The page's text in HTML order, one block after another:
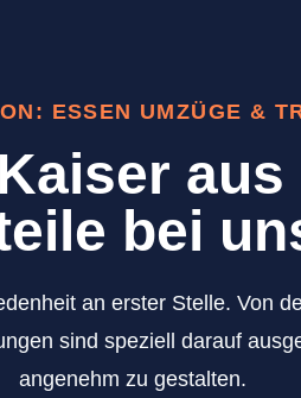
ESSEN UMZÜGE &
bei
an erster Stelle. Von
sind speziell darauf
angenehm zu gestalten.